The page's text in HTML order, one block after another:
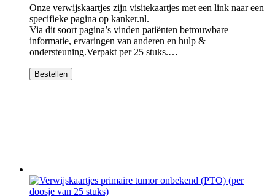
Onze verwijskaartjes zijn visitekaartjes met een link naar een
specifieke pagina op kanker.nl.
Via dit soort pagina’s vinden patiënten betrouwbare
informatie, ervaringen van anderen en hulp &
ondersteuning.Verpakt per 25 stuks.…
Bestellen